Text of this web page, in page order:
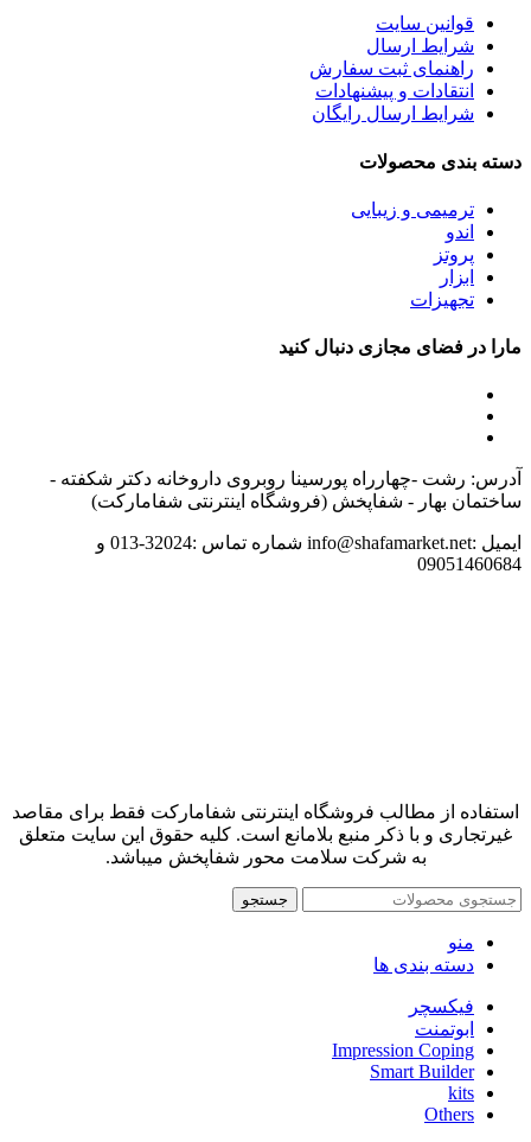
قوانین سایت
شرایط ارسال
راهنمای ثبت سفارش
انتقادات و پیشنهادات
شرایط ارسال رایگان
دسته بندی محصولات
ترمیمی و زیبایی
اندو
پروتز
ابزار
تجهیزات
مارا در فضای مجازی دنبال کنید
آدرس: رشت -چهارراه پورسینا روبروی داروخانه دکتر شکفته -
ساختمان بهار - شفاپخش (فروشگاه اینترنتی شفامارکت)
ایمیل :info@shafamarket.net شماره تماس :32024-013 و
09051460684
استفاده از مطالب فروشگاه اینترنتی شفامارکت فقط برای مقاصد
غیرتجاری و با ذکر منبع بلامانع است. کلیه حقوق این سایت متعلق
به شرکت سلامت محور شفاپخش میباشد.
جستجو
منو
دسته بندی ها
فیکسچر
ابوتمنت
Impression Coping
Smart Builder
kits
Others